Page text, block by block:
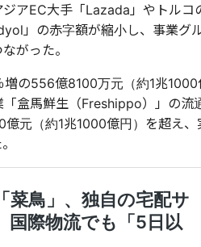
アEC大手「Lazada」やトルコ
」の赤字額が縮小し、事業グ
がった。
増の556億8100万元（約1兆1000
盒馬鮮生（Freshippo）」の流
元（約1兆1000億円）を超え、